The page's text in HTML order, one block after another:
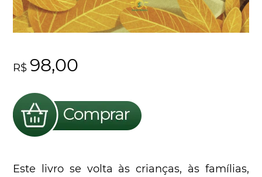
R$ 98,00
Este livro se volta às crianças, às famílias,